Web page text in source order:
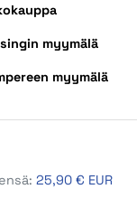
myymälä
myymälä
25,90 € EUR